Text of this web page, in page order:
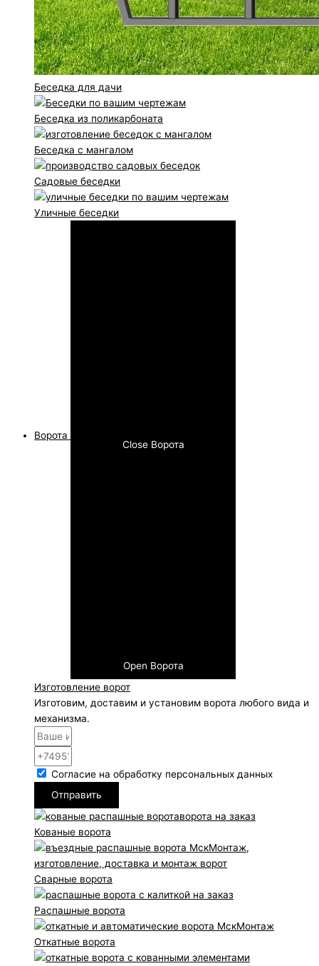
Беседка для дачи
Беседка из поликарбоната
Беседка с мангалом
Садовые беседки
Уличные беседки
Ворота
Close Ворота
Open Ворота
Изготовление ворот
Изготовим, доставим и установим ворота любого вида и
механизма.
Согласие на обработку персональных данных
Отправить
Кованые ворота
Сварные ворота
Распашные ворота
Откатные ворота